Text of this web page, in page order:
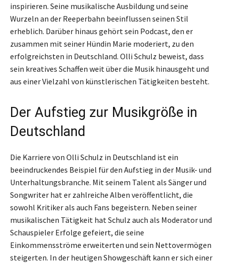
inspirieren. Seine musikalische Ausbildung und seine
Wurzeln an der Reeperbahn beeinflussen seinen Stil
erheblich. Darüber hinaus gehört sein Podcast, den er
zusammen mit seiner Hündin Marie moderiert, zu den
erfolgreichsten in Deutschland. Olli Schulz beweist, dass
sein kreatives Schaffen weit über die Musik hinausgeht und
aus einer Vielzahl von künstlerischen Tätigkeiten besteht.
Der Aufstieg zur Musikgröße in
Deutschland
Die Karriere von Olli Schulz in Deutschland ist ein
beeindruckendes Beispiel für den Aufstieg in der Musik- und
Unterhaltungsbranche. Mit seinem Talent als Sänger und
Songwriter hat er zahlreiche Alben veröffentlicht, die
sowohl Kritiker als auch Fans begeistern. Neben seiner
musikalischen Tätigkeit hat Schulz auch als Moderator und
Schauspieler Erfolge gefeiert, die seine
Einkommensströme erweiterten und sein Nettovermögen
steigerten. In der heutigen Showgeschäft kann er sich einer